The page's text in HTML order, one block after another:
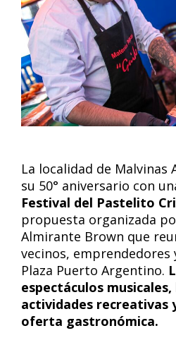
La localidad de Malvinas
su 50° aniversario con
Festival del Pastelito
propuesta organizada
Almirante Brown que
vecinos, emprendedores
Plaza Puerto Argentino.
espectáculos
actividades recreativas
oferta gastronómica.